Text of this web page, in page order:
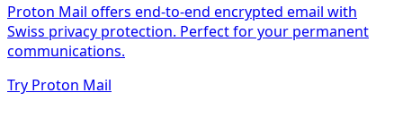
Proton Mail offers end-to-end encrypted email with
Swiss privacy protection. Perfect for your permanent
communications.
Try Proton Mail